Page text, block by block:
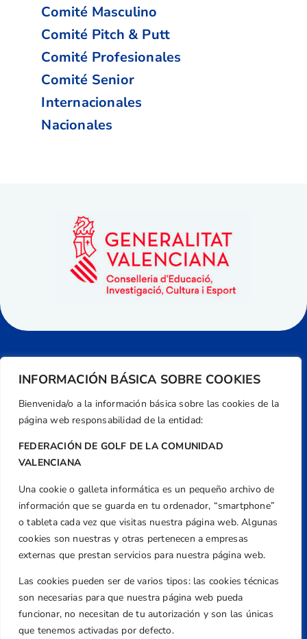
INFORMACIÓN BÁSICA SOBRE COOKIES
Bienvenida/o a la información básica sobre las cookies de la
página web responsabilidad de la entidad:
FEDERACIÓN DE GOLF DE LA COMUNIDAD
VALENCIANA
Una cookie o galleta informática es un pequeño archivo de
información que se guarda en tu ordenador, “smartphone”
o tableta cada vez que visitas nuestra página web. Algunas
cookies son nuestras y otras pertenecen a empresas
externas que prestan servicios para nuestra página web.
Las cookies pueden ser de varios tipos: las cookies técnicas
son necesarias para que nuestra página web pueda
funcionar, no necesitan de tu autorización y son las únicas
que tenemos activadas por defecto.
Comité Masculino
Comité Pitch & Putt
Comité Profesionales
Comité Senior
Internacionales
Nacionales
Dirección
Centre de L´Esport, Carrer d'Isaac Peral i
Caballero, Nº 5, Despachos 2 y 3, 46980,
Valencia
Teléfono
+34 961 367 799
Email
federacion@golfcv.com